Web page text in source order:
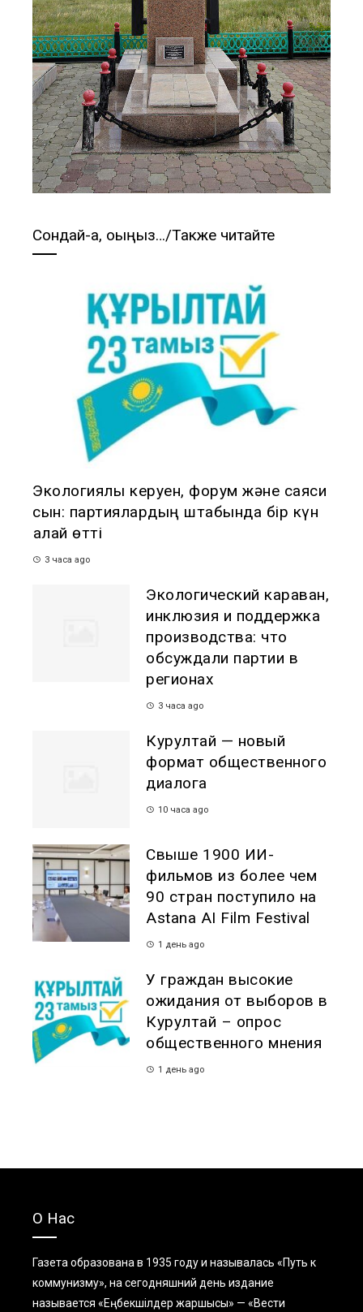
Сондай-ақ, оқыңыз…/Также читайте
Экологиялық керуен, форум және саяси
сын: партиялардың штабында бір күн
қалай өтті
3 часа ago
Экологический караван,
инклюзия и поддержка
производства: что
обсуждали партии в
регионах
3 часа ago
Курултай — новый
формат общественного
диалога
10 часа ago
Свыше 1900 ИИ-
фильмов из более чем
90 стран поступило на
Astana AI Film Festival
1 день ago
У граждан высокие
ожидания от выборов в
Курултай – опрос
общественного мнения
1 день ago
О Нас
Газета образована в 1935 году и называлась «Путь к
коммунизму», на сегодняшний день издание
называется «Еңбекшiлдер жаршысы» — «Вести